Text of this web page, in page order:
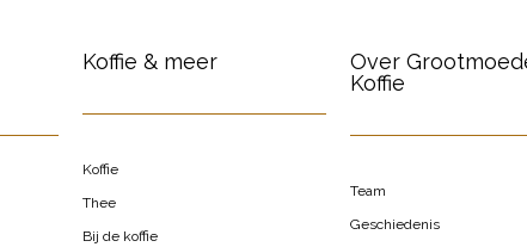
Koffie & meer
Koffie
Thee
Bij de koffie
Over
Koffie
Team
Geschiedenis